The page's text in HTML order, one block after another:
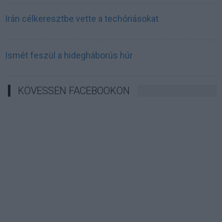
Irán célkeresztbe vette a techóriásokat
Ismét feszül a hidegháborús húr
KÖVESSEN FACEBOOKON